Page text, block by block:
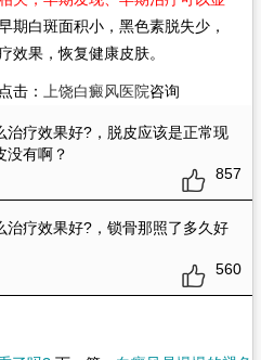
期白斑面积小，黑色素脱失少，
效果，恢复健康皮肤。
击： 上饶白癜风医院咨询
治疗效果好?，脱皮应该是正常现
没有啊？
857
治疗效果好?，锁骨那照了多久好
560